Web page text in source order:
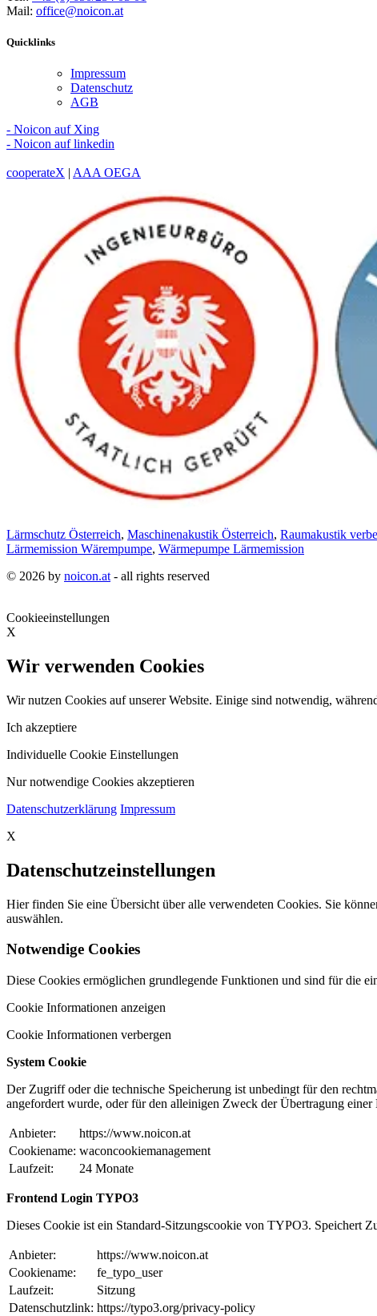
Mail: office@noicon.at
Quicklinks
Impressum
Datenschutz
AGB
- Noicon auf Xing
- Noicon auf linkedin
cooperateX | AAA OEGA
Lärmschutz Österreich, Maschinenakustik Österreich, Raumakustik
Lärmemission Wärempumpe, Wärmepumpe Lärmemission
© 2026 by noicon.at - all rights reserved
Cookieeinstellungen
X
Wir verwenden Cookies
Wir nutzen Cookies auf unserer Website. Einige sind notwendig,
Ich akzeptiere
Individuelle Cookie Einstellungen
Nur notwendige Cookies akzeptieren
Datenschutzerklärung Impressum
X
Datenschutzeinstellungen
Hier finden Sie eine Übersicht über alle verwendeten Cookies. Sie
auswählen.
Notwendige Cookies
Diese Cookies ermöglichen grundlegende Funktionen und sind für die
Cookie Informationen anzeigen
Cookie Informationen verbergen
System Cookie
Der Zugriff oder die technische Speicherung ist unbedingt für den
angefordert wurde, oder für den alleinigen Zweck der Übertragung
Anbieter:
https://www.noicon.at
Cookiename: waconcookiemanagement
Laufzeit:
24 Monate
Frontend Login TYPO3
Dieses Cookie ist ein Standard-Sitzungscookie von TYPO3. Speichert
Anbieter:
https://www.noicon.at
Cookiename:
fe_typo_user
Laufzeit:
Sitzung
Datenschutzlink: https://typo3.org/privacy-policy